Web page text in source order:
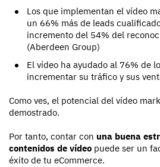
Los que implementan el vídeo
un 66% más de leads
incremento del 54% del
(Aberdeen Group)
El vídeo ha ayudado al 76% de
incrementar su tráfico y sus
Como ves, el potencial del vídeo
demostrado.
Por tanto, contar con una buena
contenidos de vídeo puede ser un
éxito de tu eCommerce.